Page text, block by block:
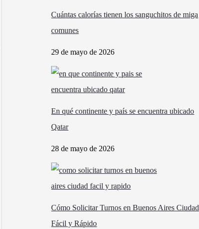
Cuántas calorías tienen los sanguchitos de miga
comunes
29 de mayo de 2026
En qué continente y país se encuentra ubicado
Qatar
28 de mayo de 2026
Cómo Solicitar Turnos en Buenos Aires Ciudad
Fácil y Rápido